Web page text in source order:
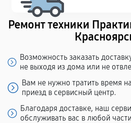
Ремонт техники
Возможность заказать
не выходя из дома или не
Вам не нужно тратить время
приезд в сервисный центр.
Благодаря доставке, наш
обслуживать вас в любой